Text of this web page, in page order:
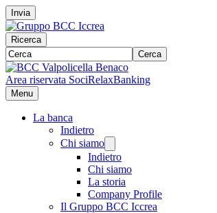
Invia
Ricerca
Cerca
Area riservata SociRelaxBanking
Menu
La banca
Indietro
Chi siamo
Indietro
Chi siamo
La storia
Company Profile
Il Gruppo BCC Iccrea